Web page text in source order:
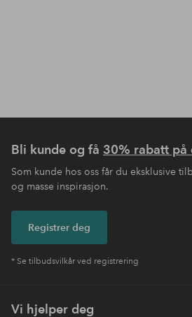
Bli kunde og få 30% rabatt på
Som kunde hos oss får du eksklusive
og masse inspirasjon.
Registrer deg
* Se tilbudsvilkår ved registrering
Vi hjelper deg